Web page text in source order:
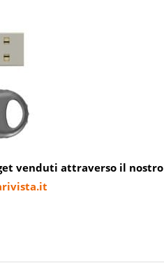
venduti attraverso il nostro